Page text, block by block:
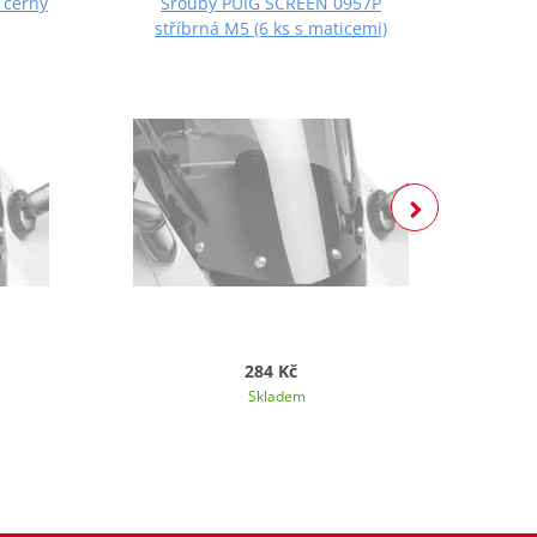
stříbrná M5 (6 ks s maticemi)
284 Kč
Skladem